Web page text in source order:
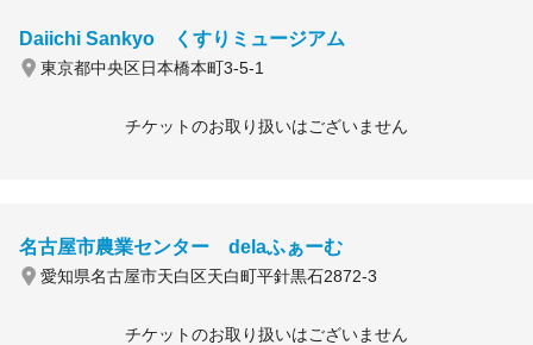
Daiichi Sankyo くすりミュージアム
東京都中央区日本橋本町3-5-1
チケットのお取り扱いはございません
名古屋市農業センター delaふぁーむ
愛知県名古屋市天白区天白町平針黒石2872-3
チケットのお取り扱いはございません